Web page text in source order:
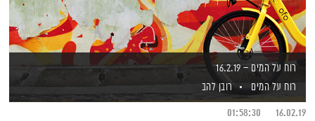
רוח על המים – 16.2.19
רוח על המים
רובן להב
16.02.19
01:58:30